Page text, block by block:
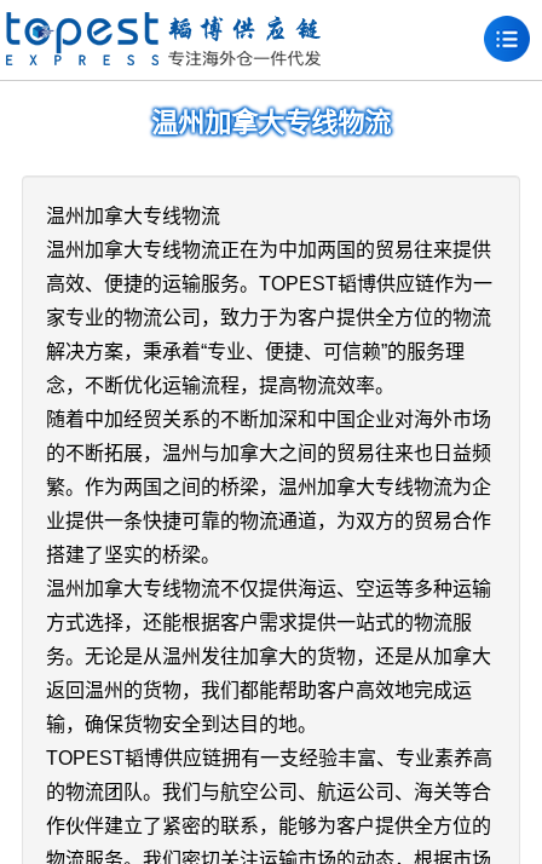
温州加拿大专线物流
温州加拿大专线物流
温州加拿大专线物流正在为中加两国的贸易往来提供
高效、便捷的运输服务。TOPEST韬博供应链作为一
家专业的物流公司，致力于为客户提供全方位的物流
解决方案，秉承着“专业、便捷、可信赖”的服务理
念，不断优化运输流程，提高物流效率。
随着中加经贸关系的不断加深和中国企业对海外市场
的不断拓展，温州与加拿大之间的贸易往来也日益频
繁。作为两国之间的桥梁，温州加拿大专线物流为企
业提供一条快捷可靠的物流通道，为双方的贸易合作
搭建了坚实的桥梁。
温州加拿大专线物流不仅提供海运、空运等多种运输
方式选择，还能根据客户需求提供一站式的物流服
务。无论是从温州发往加拿大的货物，还是从加拿大
返回温州的货物，我们都能帮助客户高效地完成运
输，确保货物安全到达目的地。
TOPEST韬博供应链拥有一支经验丰富、专业素养高
的物流团队。我们与航空公司、航运公司、海关等合
作伙伴建立了紧密的联系，能够为客户提供全方位的
物流服务。我们密切关注运输市场的动态，根据市场